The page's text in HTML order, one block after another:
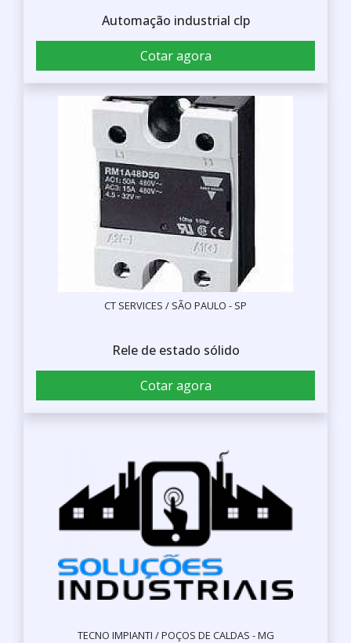
Automação industrial clp
Cotar agora
CT SERVICES / SÃO PAULO - SP
Rele de estado sólido
Cotar agora
TECNO IMPIANTI / POÇOS DE CALDAS - MG